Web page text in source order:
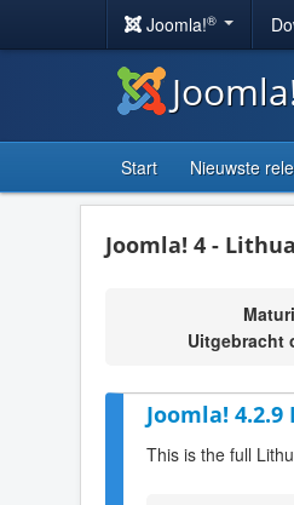
Joomla!®
Start Nieuwste
Joomla! 4 -
Uitgebracht
Joomla!
This is the full